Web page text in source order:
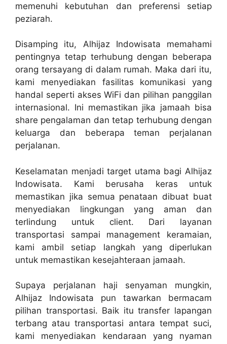
memenuhi kebutuhan dan preferensi setiap
peziarah.
Disamping itu, Alhijaz Indowisata memahami
pentingnya tetap terhubung dengan beberapa
orang tersayang di dalam rumah. Maka dari itu,
kami menyediakan fasilitas komunikasi yang
handal seperti akses WiFi dan pilihan panggilan
internasional. Ini memastikan jika jamaah bisa
share pengalaman dan tetap terhubung dengan
keluarga dan beberapa teman perjalanan
perjalanan.
Keselamatan menjadi target utama bagi Alhijaz
Indowisata. Kami berusaha keras untuk
memastikan jika semua penataan dibuat buat
menyediakan lingkungan yang aman dan
terlindung untuk client. Dari layanan
transportasi sampai management keramaian,
kami ambil setiap langkah yang diperlukan
untuk memastikan kesejahteraan jamaah.
Supaya perjalanan haji senyaman mungkin,
Alhijaz Indowisata pun tawarkan bermacam
pilihan transportasi. Baik itu transfer lapangan
terbang atau transportasi antara tempat suci,
kami menyediakan kendaraan yang nyaman